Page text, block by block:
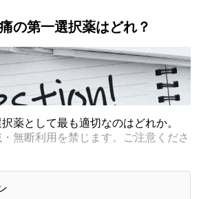
の第一選択薬はどれ？
薬として最も適切なのはどれか。
無断利用を禁じます。ご注意くださ